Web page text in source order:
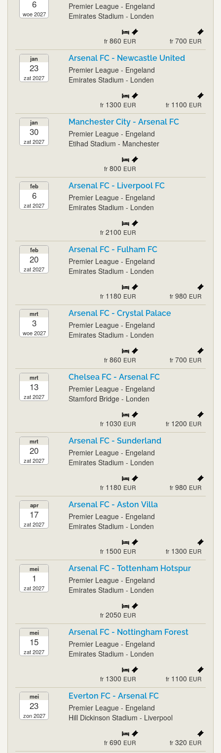
6
woe 2027
Premier League - Engeland
Emirates Stadium - Londen
fr 860 EUR fr 700 EUR
jan
23
zat 2027
Arsenal FC - Newcastle United
Premier League - Engeland
Emirates Stadium - Londen
fr 1300 EUR fr 1100 EUR
jan
30
zat 2027
Manchester City - Arsenal FC
Premier League - Engeland
Etihad Stadium - Manchester
fr 800 EUR
feb
6
zat 2027
Arsenal FC - Liverpool FC
Premier League - Engeland
Emirates Stadium - Londen
fr 2100 EUR
feb
20
zat 2027
Arsenal FC - Fulham FC
Premier League - Engeland
Emirates Stadium - Londen
fr 1180 EUR fr 980 EUR
mrt
3
woe 2027
Arsenal FC - Crystal Palace
Premier League - Engeland
Emirates Stadium - Londen
fr 860 EUR fr 700 EUR
mrt
13
zat 2027
Chelsea FC - Arsenal FC
Premier League - Engeland
Stamford Bridge - Londen
fr 1030 EUR fr 1200 EUR
mrt
20
zat 2027
Arsenal FC - Sunderland
Premier League - Engeland
Emirates Stadium - Londen
fr 1180 EUR fr 980 EUR
apr
17
zat 2027
Arsenal FC - Aston Villa
Premier League - Engeland
Emirates Stadium - Londen
fr 1500 EUR fr 1300 EUR
mei
1
zat 2027
Arsenal FC - Tottenham Hotspur
Premier League - Engeland
Emirates Stadium - Londen
fr 2050 EUR
mei
15
zat 2027
Arsenal FC - Nottingham Forest
Premier League - Engeland
Emirates Stadium - Londen
fr 1300 EUR fr 1100 EUR
mei
23
zon 2027
Everton FC - Arsenal FC
Premier League - Engeland
Hill Dickinson Stadium - Liverpool
fr 690 EUR fr 320 EUR